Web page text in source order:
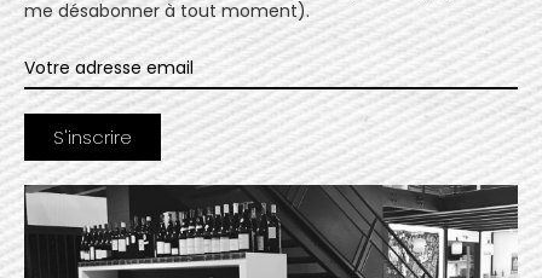
me désabonner à tout moment).